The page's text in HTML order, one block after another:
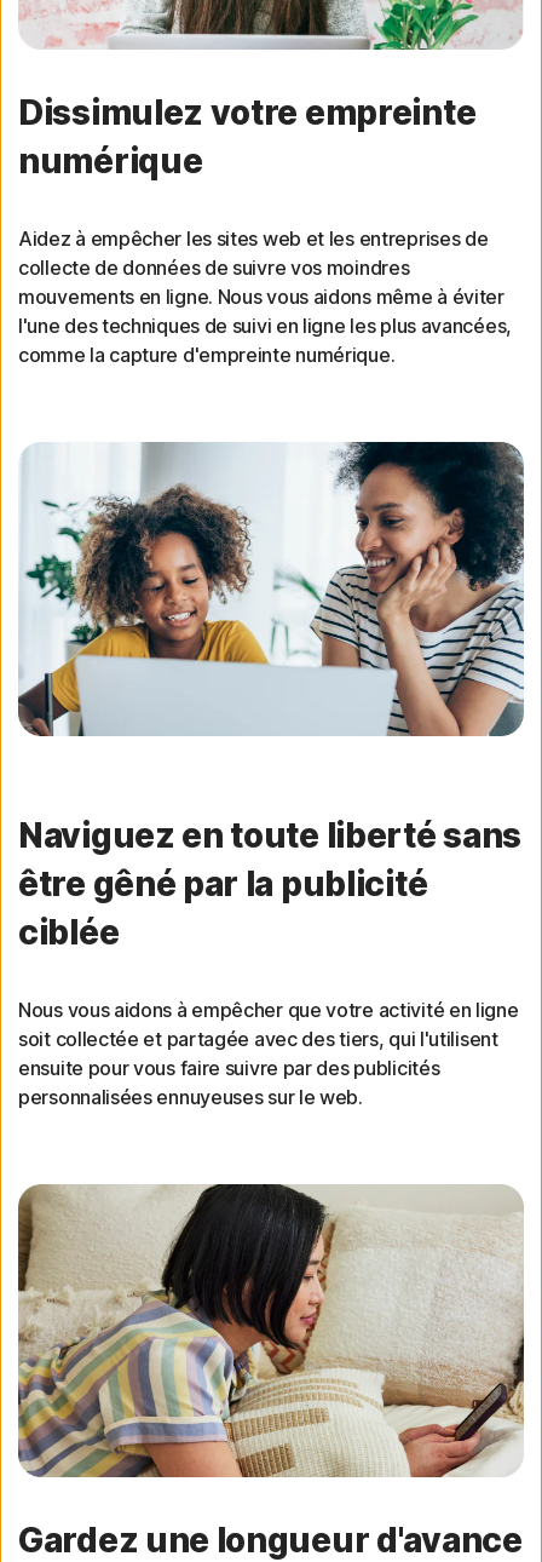
Dissimulez votre empreinte
numérique
Aidez à empêcher les sites web et les entreprises de
collecte de données de suivre vos moindres
mouvements en ligne. Nous vous aidons même à éviter
l'une des techniques de suivi en ligne les plus avancées,
comme la capture d'empreinte numérique.
Naviguez en toute liberté sans
être gêné par la publicité
ciblée
Nous vous aidons à empêcher que votre activité en ligne
soit collectée et partagée avec des tiers, qui l'utilisent
ensuite pour vous faire suivre par des publicités
personnalisées ennuyeuses sur le web.
Gardez une longueur d'avance